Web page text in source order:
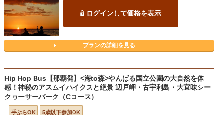
ログインして価格を表示
プランの詳細を見る
Hip Hop Bus【那覇発】<海to森>やんばる国立公園の大自然を体
感！神秘のアスムイハイクスと絶景 辺戸岬・古宇利島・大宜味シー
クヮーサーパーク（Cコース）
手ぶらOK 5歳以下参加OK